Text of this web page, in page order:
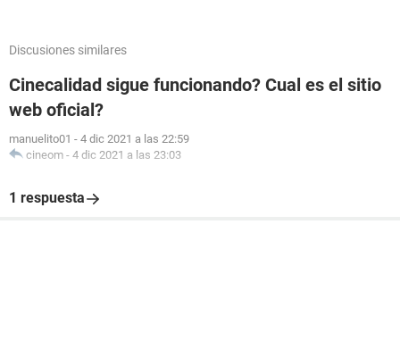
Discusiones similares
Cinecalidad sigue funcionando? Cual es el sitio
web oficial?
manuelito01 - 4 dic 2021 a las 22:59
cineom - 4 dic 2021 a las 23:03
1 respuesta